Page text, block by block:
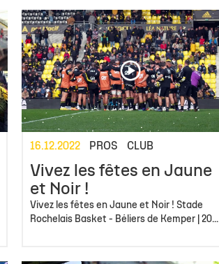
16.12.2022 PROS CLUB
Vivez les fêtes en Jaune
et Noir !
Vivez les fêtes en Jaune et Noir ! Stade
Rochelais Basket - Béliers de Kemper | 20...